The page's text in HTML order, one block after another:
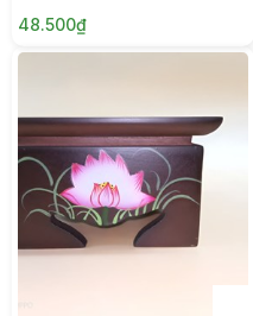
48.500₫